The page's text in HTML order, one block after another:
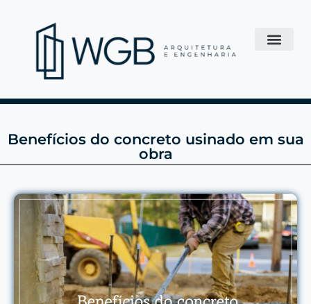
Benefícios do concreto usinado em sua
obra